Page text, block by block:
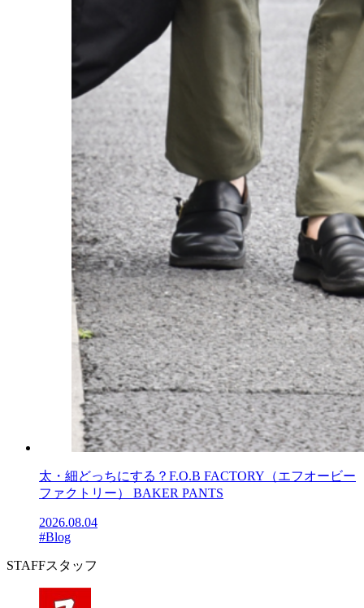
太・細どっちにする？F.O.B FACTORY（エフオービー
ファクトリー） BAKER PANTS
2026.08.04
#Blog
STAFFスタッフ